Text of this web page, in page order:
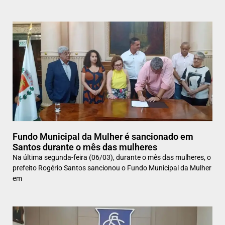
Fundo Municipal da Mulher é sancionado em
Santos durante o mês das mulheres
Na última segunda-feira (06/03), durante o mês das mulheres, o
prefeito Rogério Santos sancionou o Fundo Municipal da Mulher
em